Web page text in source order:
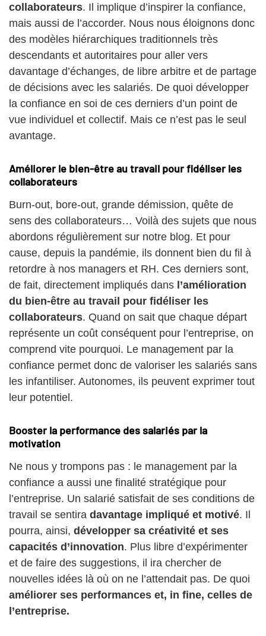
collaborateurs. Il implique d’inspirer la confiance,
mais aussi de l’accorder. Nous nous éloignons donc
des modèles hiérarchiques traditionnels très
descendants et autoritaires pour aller vers
davantage d’échanges, de libre arbitre et de partage
de décisions avec les salariés. De quoi développer
la confiance en soi de ces derniers d’un point de
vue individuel et collectif. Mais ce n’est pas le seul
avantage.
Améliorer le bien-être au travail pour fidéliser les
collaborateurs
Burn-out, bore-out, grande démission, quête de
sens des collaborateurs… Voilà des sujets que nous
abordons régulièrement sur notre blog. Et pour
cause, depuis la pandémie, ils donnent bien du fil à
retordre à nos managers et RH. Ces derniers sont,
de fait, directement impliqués dans l’amélioration
du bien-être au travail pour fidéliser les
collaborateurs. Quand on sait que chaque départ
représente un coût conséquent pour l’entreprise, on
comprend vite pourquoi. Le management par la
confiance permet donc de valoriser les salariés sans
les infantiliser. Autonomes, ils peuvent exprimer tout
leur potentiel.
Booster la performance des salariés par la
motivation
Ne nous y trompons pas : le management par la
confiance a aussi une finalité stratégique pour
l’entreprise. Un salarié satisfait de ses conditions de
travail se sentira davantage impliqué et motivé. Il
pourra, ainsi, développer sa créativité et ses
capacités d’innovation. Plus libre d’expérimenter
et de faire des suggestions, il ira chercher de
nouvelles idées là où on ne l’attendait pas. De quoi
améliorer ses performances et, in fine, celles de
l’entreprise.